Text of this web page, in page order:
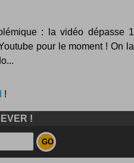
: la vidéo dépasse 1
pour le moment ! On la
!
!